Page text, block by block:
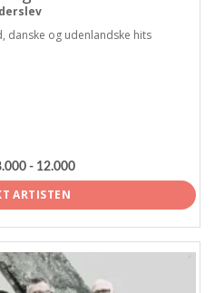
danske og udenlandske hits
- 12.000
ARTISTEN